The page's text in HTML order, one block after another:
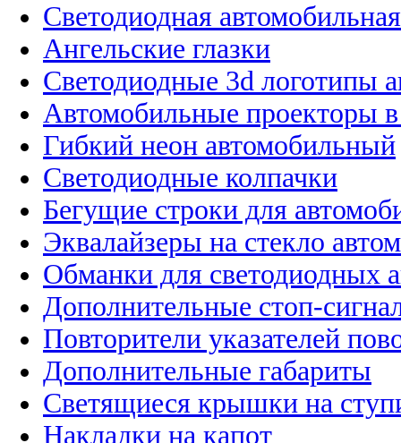
Светодиодная
Ангельские глазки
Светодиодные 3d логотипы
Автомобильные проекторы
Гибкий неон автомобильный
Светодиодные колпачки
Бегущие строки для
Эквалайзеры на стекло
Обманки для светодиодных
Дополнительные стоп-
Повторители указателей
Дополнительные габариты
Светящиеся крышки на
Накладки на капот